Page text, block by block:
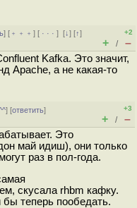
] [ ﹢﹢﹢] [ · · ·][↓] [↑]
+2
+ / –
Kafka. Это значит,
Apache, а не какая-то
] [ответить]
+3
+ / –
Это
май идиш), они только
раз в пол-года.
скусала rhbm кафку.
теперь пообедать.